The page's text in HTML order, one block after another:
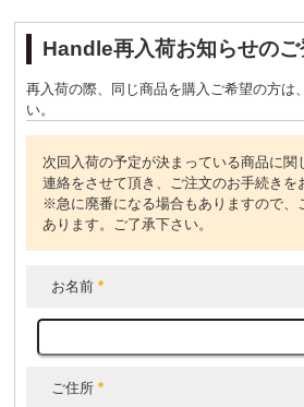
Handle再入荷お知らせの
再入荷の際、同じ商品を購入ご希望の方は
い。
次回入荷の予定が決まっている商品に関
連絡をさせて頂き、ご注文のお手続きを
※急に廃番になる場合もありますので、
あります。ご了承下さい。
お名前*
ご住所*